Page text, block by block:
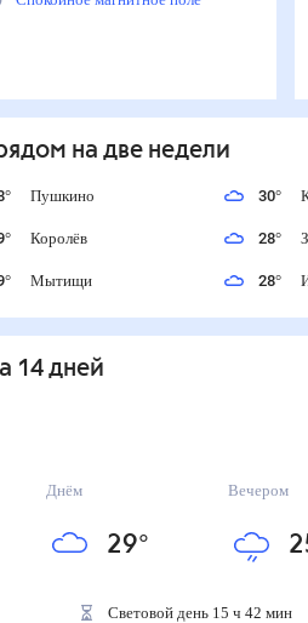
на две недели
° Пушкино
° Королёв
° Мытищи
30°
28°
28°
14 дней
Днём
29°
Вечером
Световой день 15 ч 42 мин